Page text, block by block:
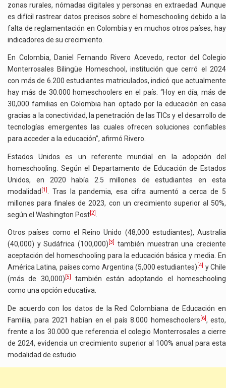
zonas rurales, nómadas digitales y personas en extraedad. Aunque
es difícil rastrear datos precisos sobre el homeschooling debido a la
falta de reglamentación en Colombia y en muchos otros países, hay
indicadores de su crecimiento.
En Colombia, Daniel Fernando Rivero Acevedo, rector del Colegio
Monterrosales Bilingüe Homeschool, institución que cerró el 2024
con más de 6.200 estudiantes matriculados, indicó que actualmente
hay más de 30.000 homeschoolers en el país. “Hoy en día, más de
30,000 familias en Colombia han optado por la educación en casa
gracias a la conectividad, la penetración de las TICs y el desarrollo de
tecnologías emergentes las cuales ofrecen soluciones confiables
para acceder a la educación”, afirmó Rivero.
Estados Unidos es un referente mundial en la adopción del
homeschooling. Según el Departamento de Educación de Estados
Unidos, en 2020 había 2.5 millones de estudiantes en esta
modalidad [1]
. Tras la pandemia, esa cifra aumentó a cerca de 5
millones para finales de 2023, con un crecimiento superior al 50%,
según el Washington Post[2]
Otros países como el Reino Unido (48,000 estudiantes), Australia
(40,000) y Sudáfrica (100,000) [3]
también muestran una creciente
aceptación del homeschooling para la educación básica y media. En
América Latina, países como Argentina (5,000 estudiantes) [4] y Chile
(más de 30,000) [5]
también están adoptando el homeschooling
como una opción educativa.
De acuerdo con los datos de la Red Colombiana de Educación en
Familia, para 2021 habían en el país 8.000 homeschoolers [6], esto,
frente a los 30.000 que referencia el colegio Monterrosales a cierre
de 2024, evidencia un crecimiento superior al 100% anual para esta
modalidad de estudio.